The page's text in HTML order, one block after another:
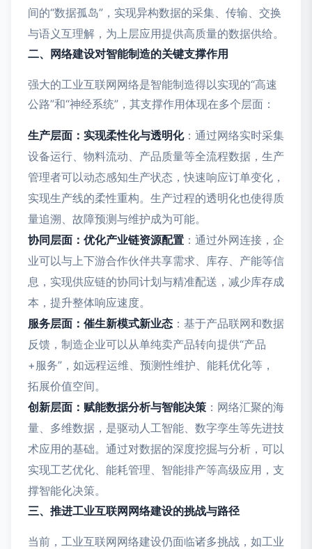
间的“数据孤岛”，实现异构数据的采集、传输、交换
与语义互理解，为上层应用提供高质量的数据供给。
二、网络建设对智能制造的关键支撑作用
强大的工业互联网网络是智能制造得以实现的“高速
公路”和“神经系统”，其支撑作用体现在多个层面：
生产层面：实现柔性化与透明化：通过网络实时采集
设备运行、物料流动、产品质量等全流程数据，生产
管理者可以动态感知生产状态，快速响应订单变化，
实现生产线的柔性重构。生产过程的透明化也使得质
量追溯、故障预测与维护成为可能。
协同层面：优化产业链资源配置 ：通过外网连接，企
业可以与上下游合作伙伴共享需求、库存、产能等信
息，实现供应链的协同计划与精准配送，减少库存成
本，提升整体响应速度。
服务层面：催生新模式新业态 ：基于产品联网和数据
反馈，制造企业可以从单纯卖产品转向提供“产品
+服务”，如远程运维、预测性维护、能耗优化等，
拓展价值空间。
创新层面：赋能数据分析与智能决策 ：网络汇聚的海
量、多维数据，是驱动人工智能、数字孪生等先进技
术应用的基础。通过对数据的深度挖掘与分析，可以
实现工艺优化、能耗管理、智能排产等高级应用，支
撑智能化决策。
三、推进工业互联网网络建设的挑战与路径
当前，工业互联网网络建设仍面临诸多挑战，如工业